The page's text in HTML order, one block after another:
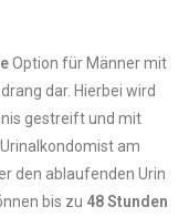
Option für Männer mit
dar. Hierbei wird
gestreift und mit
am
den ablaufenden Urin
bis zu 48 Stunden